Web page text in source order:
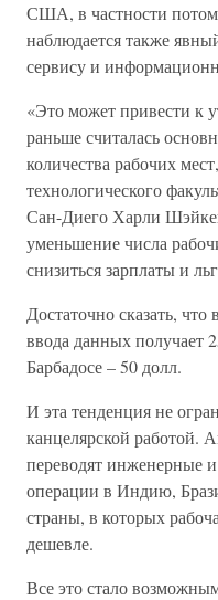
США, в частности
наблюдается также
сервису и
«Это может привести к
раньше считалась
количества рабочих
технологического
Сан-Диего Харли
уменьшение числа
снизиться зарплаты и
Достаточно сказать,
ввода данных получает
Барбадосе – 50 долл.
И эта тенденция не
канцелярской работой.
переводят инженерные
операции в Индию,
страны, в которых
дешевле.
Все это стало